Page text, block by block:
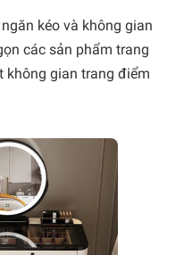
kéo và không gian
các sản phẩm trang
không gian trang điểm